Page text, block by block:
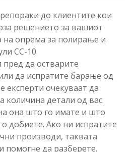
до клиентите кои
решението за вашиот
опрема за полирање и
CC-10.
да остварите
да испратите барање од
експерти очекуваат да
количина детали од вас.
она што го имате и што
добиете. Ако ни испратите
производи, таквата
помогне да разберете.